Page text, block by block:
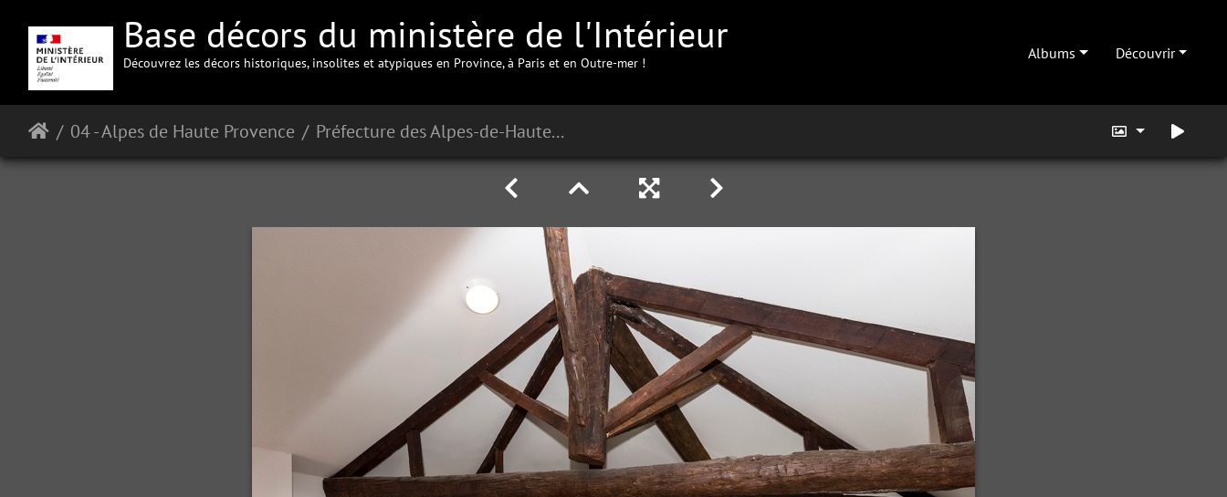
Base décors du ministère de l'Intérieur
Découvrez les décors historiques, insolites et atypiques en Province, à Paris et en Outre-mer !
Albums Découvrir
04 - Alpes de Haute Provence Préfecture des Alpes-de-Haute-Provence à Dignes-les-bainslois